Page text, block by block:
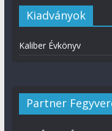
Kiadványok
Kaliber Évkönyv
Partner